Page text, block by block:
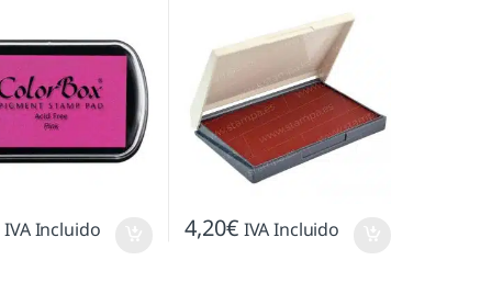
IVA Incluido 4,20€ IVA Incluido